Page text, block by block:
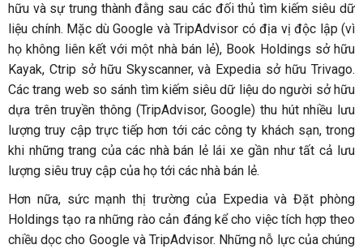
hữu và sự trung thành đằng sau các đối thủ tìm kiếm siêu dữ
liệu chính. Mặc dù Google và TripAdvisor có địa vị độc lập (vì
họ không liên kết với một nhà bán lẻ), Book Holdings sở hữu
Kayak, Ctrip sở hữu Skyscanner, và Expedia sở hữu Trivago.
Các trang web so sánh tìm kiếm siêu dữ liệu do người sở hữu
dựa trên truyền thông (TripAdvisor, Google) thu hút nhiều lưu
lượng truy cập trực tiếp hơn tới các công ty khách sạn, trong
khi những trang của các nhà bán lẻ lái xe gần như tất cả lưu
lượng siêu truy cập của họ tới các nhà bán lẻ.
Hơn nữa, sức mạnh thị trường của Expedia và Đặt phòng
Holdings tạo ra những rào cản đáng kể cho việc tích hợp theo
chiều dọc cho Google và TripAdvisor. Những nỗ lực của chúng